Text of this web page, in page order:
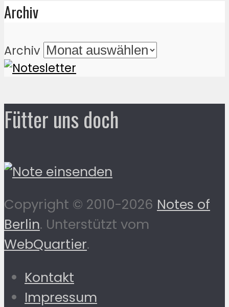
Archiv
Archiv
Fütter uns doch
Copyright © 2010-2026 Notes of
Berlin. Unterstützt vom
WebQuartier.
Kontakt
Impressum